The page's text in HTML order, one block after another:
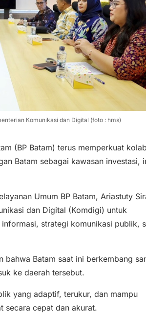
Komunikasi dan Digital (foto : hms)
(BP Batam) terus memperkuat
Batam sebagai kawasan investasi,
Umum BP Batam, Ariastuty
dan Digital (Komdigi) untuk
strategi komunikasi publik,
bahwa Batam saat ini berkembang
ke daerah tersebut.
yang adaptif, terukur, dan mampu
secara cepat dan akurat.